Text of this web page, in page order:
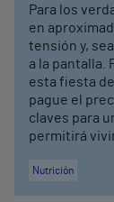
Para los
en
tensión y,
a la pantalla.
esta fiesta
pague el
claves para
permitirá
Nutrición